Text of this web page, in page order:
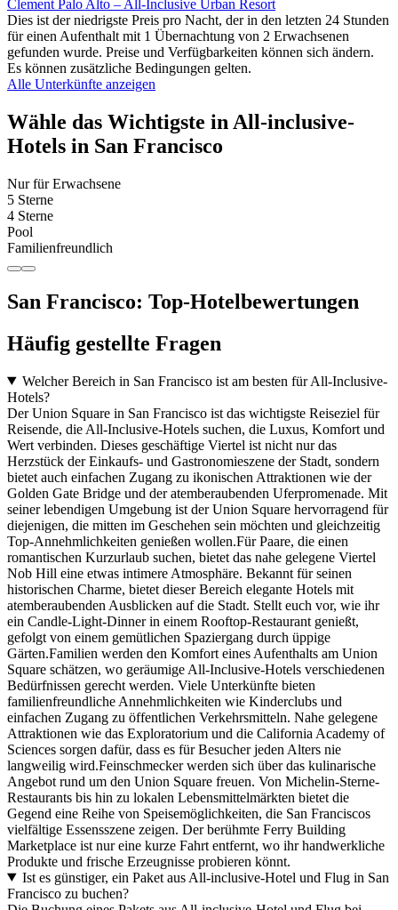
Clement Palo Alto – All-Inclusive Urban Resort
Dies ist der niedrigste Preis pro Nacht, der in den letzten 24 Stunden
für einen Aufenthalt mit 1 Übernachtung von 2 Erwachsenen
gefunden wurde. Preise und Verfügbarkeiten können sich ändern.
Es können zusätzliche Bedingungen gelten.
Alle Unterkünfte anzeigen
Wähle das Wichtigste in All-inclusive-
Hotels in San Francisco
Nur für Erwachsene
5 Sterne
4 Sterne
Pool
Familienfreundlich
San Francisco: Top-Hotelbewertungen
Häufig gestellte Fragen
Welcher Bereich in San Francisco ist am besten für All-Inclusive-
Hotels?
Der Union Square in San Francisco ist das wichtigste Reiseziel für
Reisende, die All-Inclusive-Hotels suchen, die Luxus, Komfort und
Wert verbinden. Dieses geschäftige Viertel ist nicht nur das
Herzstück der Einkaufs- und Gastronomieszene der Stadt, sondern
bietet auch einfachen Zugang zu ikonischen Attraktionen wie der
Golden Gate Bridge und der atemberaubenden Uferpromenade. Mit
seiner lebendigen Umgebung ist der Union Square hervorragend für
diejenigen, die mitten im Geschehen sein möchten und gleichzeitig
Top-Annehmlichkeiten genießen wollen.Für Paare, die einen
romantischen Kurzurlaub suchen, bietet das nahe gelegene Viertel
Nob Hill eine etwas intimere Atmosphäre. Bekannt für seinen
historischen Charme, bietet dieser Bereich elegante Hotels mit
atemberaubenden Ausblicken auf die Stadt. Stellt euch vor, wie ihr
ein Candle-Light-Dinner in einem Rooftop-Restaurant genießt,
gefolgt von einem gemütlichen Spaziergang durch üppige
Gärten.Familien werden den Komfort eines Aufenthalts am Union
Square schätzen, wo geräumige All-Inclusive-Hotels verschiedenen
Bedürfnissen gerecht werden. Viele Unterkünfte bieten
familienfreundliche Annehmlichkeiten wie Kinderclubs und
einfachen Zugang zu öffentlichen Verkehrsmitteln. Nahe gelegene
Attraktionen wie das Exploratorium und die California Academy of
Sciences sorgen dafür, dass es für Besucher jeden Alters nie
langweilig wird.Feinschmecker werden sich über das kulinarische
Angebot rund um den Union Square freuen. Von Michelin-Sterne-
Restaurants bis hin zu lokalen Lebensmittelmärkten bietet die
Gegend eine Reihe von Speisemöglichkeiten, die San Franciscos
vielfältige Essensszene zeigen. Der berühmte Ferry Building
Marketplace ist nur eine kurze Fahrt entfernt, wo ihr handwerkliche
Produkte und frische Erzeugnisse probieren könnt.
Ist es günstiger, ein Paket aus All-inclusive-Hotel und Flug in San
Francisco zu buchen?